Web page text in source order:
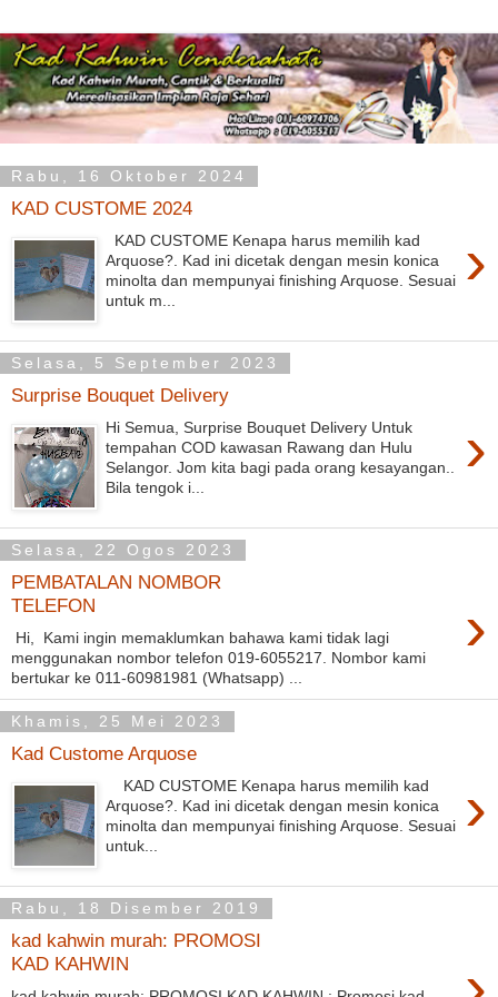
Rabu, 16 Oktober 2024
KAD CUSTOME 2024
›
KAD CUSTOME Kenapa harus memilih kad
Arquose?. Kad ini dicetak dengan mesin konica
minolta dan mempunyai finishing Arquose. Sesuai
untuk m...
Selasa, 5 September 2023
Surprise Bouquet Delivery
›
Hi Semua, Surprise Bouquet Delivery Untuk
tempahan COD kawasan Rawang dan Hulu
Selangor. Jom kita bagi pada orang kesayangan..
Bila tengok i...
Selasa, 22 Ogos 2023
PEMBATALAN NOMBOR
TELEFON
›
Hi, Kami ingin memaklumkan bahawa kami tidak lagi
menggunakan nombor telefon 019-6055217. Nombor kami
bertukar ke 011-60981981 (Whatsapp) ...
Khamis, 25 Mei 2023
Kad Custome Arquose
›
KAD CUSTOME Kenapa harus memilih kad
Arquose?. Kad ini dicetak dengan mesin konica
minolta dan mempunyai finishing Arquose. Sesuai
untuk...
Rabu, 18 Disember 2019
kad kahwin murah: PROMOSI
KAD KAHWIN